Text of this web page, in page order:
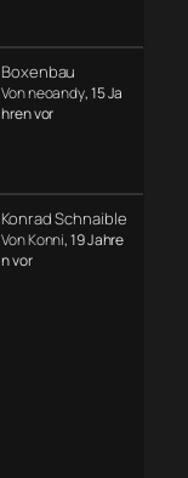
Boxenbau
Von neoandy, 15 Ja
hren vor
Konrad Schnaible
Von Konni, 19 Jahre
n vor